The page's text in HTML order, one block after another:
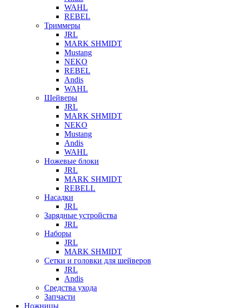
WAHL
REBEL
Триммеры
JRL
MARK SHMIDT
Mustang
NEKO
REBEL
Andis
WAHL
Шейверы
JRL
MARK SHMIDT
NEKO
Mustang
Andis
WAHL
Ножевые блоки
JRL
MARK SHMIDT
REBELL
Насадки
JRL
Зарядные устройства
JRL
Наборы
JRL
MARK SHMIDT
Сетки и головки для шейверов
JRL
Andis
Средства ухода
Запчасти
Ножницы